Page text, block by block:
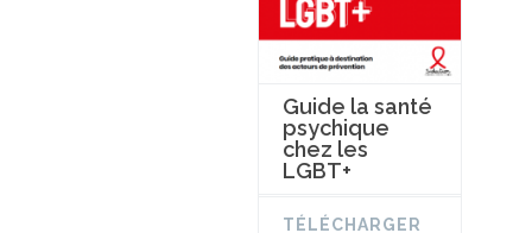
Guide la santé
psychique
chez les
LGBT+
TÉLÉCHARGER